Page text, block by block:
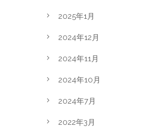
2025年1月
2024年12月
2024年11月
2024年10月
2024年7月
2022年3月